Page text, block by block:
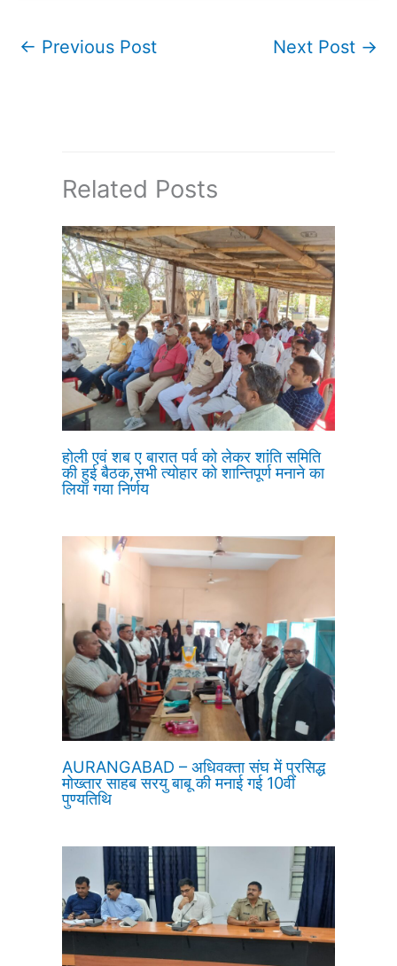
← Previous Post Next Post →
Related Posts
होली एवं शब ए बारात पर्व को लेकर शांति समिति
की हुई बैठक,सभी त्योहार को शान्तिपूर्ण मनाने का
लिया गया निर्णय
AURANGABAD – अधिवक्ता संघ में प्रसिद्ध
मोख्तार साहब सरयु बाबू की मनाई गई 10वीं
पुण्यतिथि